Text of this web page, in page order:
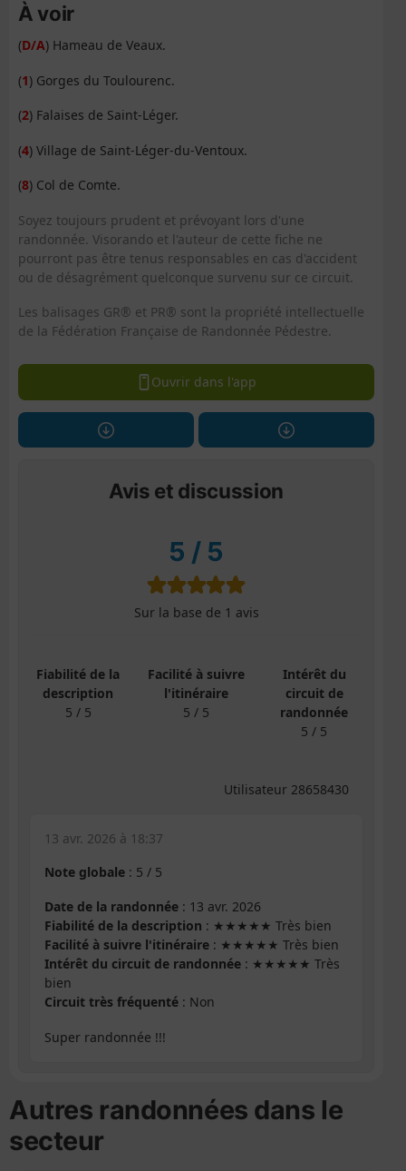
À voir
(D/A) Hameau de Veaux.
(1) Gorges du Toulourenc.
(2) Falaises de Saint-Léger.
(4) Village de Saint-Léger-du-Ventoux.
(8) Col de Comte.
Soyez toujours prudent et prévoyant lors d'une
randonnée. Visorando et l'auteur de cette fiche ne
pourront pas être tenus responsables en cas d'accident
ou de désagrément quelconque survenu sur ce circuit.
Les balisages GR® et PR® sont la propriété intellectuelle
de la Fédération Française de Randonnée Pédestre.
Ouvrir dans l'app
Avis et discussion
5 / 5
Sur la base de 1 avis
Fiabilité de la
description
5 / 5
Facilité à suivre
l'itinéraire
5 / 5
Intérêt du
circuit de
randonnée
5 / 5
Utilisateur 28658430
13 avr. 2026 à 18:37
Note globale : 5 / 5
Date de la randonnée : 13 avr. 2026
Fiabilité de la description : ★★★★★ Très bien
Facilité à suivre l'itinéraire : ★★★★★ Très bien
Intérêt du circuit de randonnée : ★★★★★ Très
bien
Circuit très fréquenté : Non
Super randonnée !!!
Autres randonnées dans le
secteur